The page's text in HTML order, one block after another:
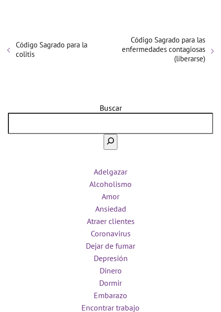
Código Sagrado para la
colitis
Código Sagrado para las
enfermedades contagiosas
(liberarse)
Buscar
Adelgazar
Alcoholismo
Amor
Ansiedad
Atraer clientes
Coronavirus
Dejar de fumar
Depresión
Dinero
Dormir
Embarazo
Encontrar trabajo